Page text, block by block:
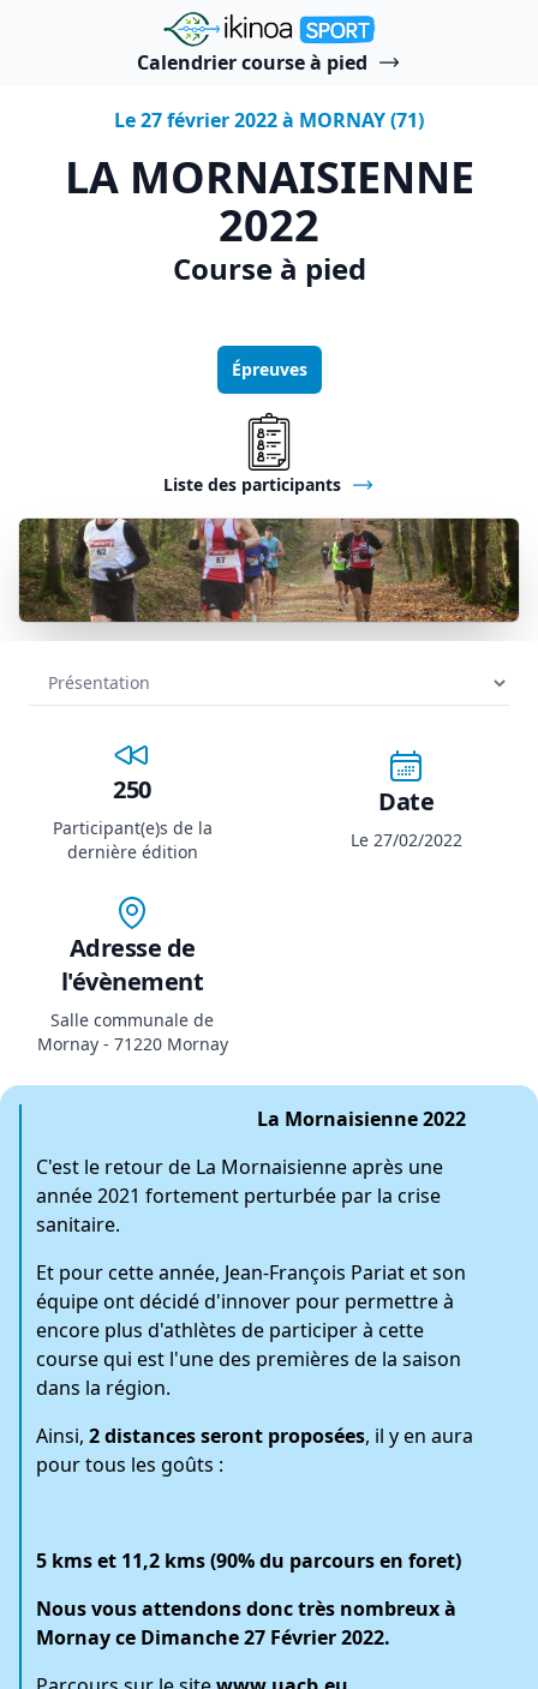
"Ikinoa Sport"
Calendrier course à pied
Le 27 février 2022 à MORNAY (71)
LA MORNAISIENNE
2022
Course à pied
Épreuves
Liste des participants
250
Participant(e)s de la
dernière édition
Date
Le 27/02/2022
Adresse de
l'évènement
Salle communale de
Mornay - 71220 Mornay
La Mornaisienne 2022
C'est le retour de La Mornaisienne après une
année 2021 fortement perturbée par la crise
sanitaire.
Et pour cette année, Jean-François Pariat et son
équipe ont décidé d'innover pour permettre à
encore plus d'athlètes de participer à cette
course qui est l'une des premières de la saison
dans la région.
Ainsi, 2 distances seront proposées, il y en aura
pour tous les goûts :
5 kms et 11,2 kms (90% du parcours en foret)
Nous vous attendons donc très nombreux à
Mornay ce Dimanche 27 Février 2022.